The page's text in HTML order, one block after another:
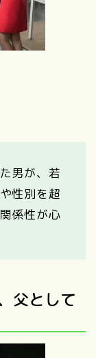
男が、若
性別を超
係性が心
父として